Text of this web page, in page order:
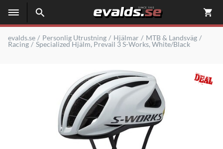
evalds.se Personlig Utrustning Hjälmar
MTB & Landsväg
Racing
Specialized Hjälm, Prevail 3 S-Works, White/Black